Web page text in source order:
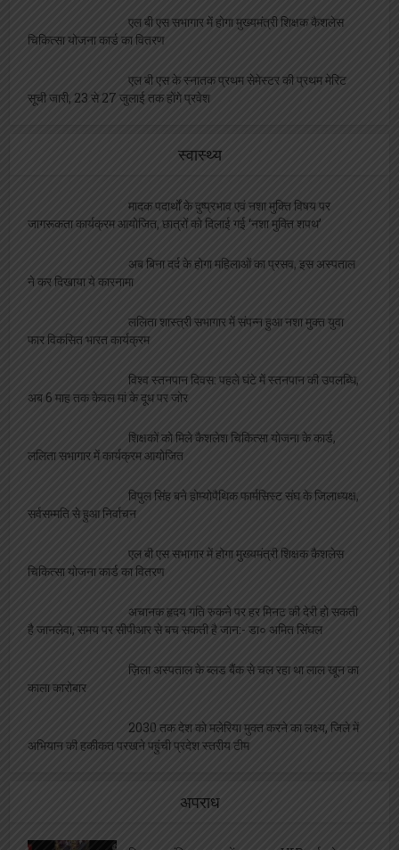
एल बी एस सभागार में होगा मुख्यमंत्री शिक्षक कैशलेस
चिकित्सा योजना कार्ड का वितरण
एल बी एस के स्नातक प्रथम सेमेस्टर की प्रथम मेरिट
सूची जारी, 23 से 27 जुलाई तक होंगे प्रवेश
स्वास्थ्य
मादक पदार्थों के दुष्प्रभाव एवं नशा मुक्ति विषय पर
जागरूकता कार्यक्रम आयोजित, छात्रों को दिलाई गई ‘नशा मुक्ति शपथ’
अब बिना दर्द के होगा महिलाओं का प्रसव, इस अस्पताल
ने कर दिखाया ये कारनामा
ललिता शास्त्री सभागार में संपन्न हुआ नशा मुक्त युवा
फार विकसित भारत कार्यक्रम
विश्व स्तनपान दिवस: पहले घंटे में स्तनपान की उपलब्धि,
अब 6 माह तक केवल मां के दूध पर जोर
शिक्षकों को मिले कैशलेश चिकित्सा योजना के कार्ड,
ललिता सभागार में कार्यक्रम आयोजित
विपुल सिंह बने होम्योपैथिक फार्मसिस्ट संघ के जिलाध्यक्ष,
सर्वसम्मति से हुआ निर्वाचन
एल बी एस सभागार में होगा मुख्यमंत्री शिक्षक कैशलेस
चिकित्सा योजना कार्ड का वितरण
अचानक हृदय गति रुकने पर हर मिनट की देरी हो सकती
है जानलेवा, समय पर सीपीआर से बच सकती है जान:- डा० अमित सिंघल
ज़िला अस्पताल के ब्लड बैंक से चल रहा था लाल खून का
काला कारोबार
2030 तक देश को मलेरिया मुक्त करने का लक्ष्य, जिले में
अभियान की हकीकत परखने पहुंची प्रदेश स्तरीय टीम
अपराध